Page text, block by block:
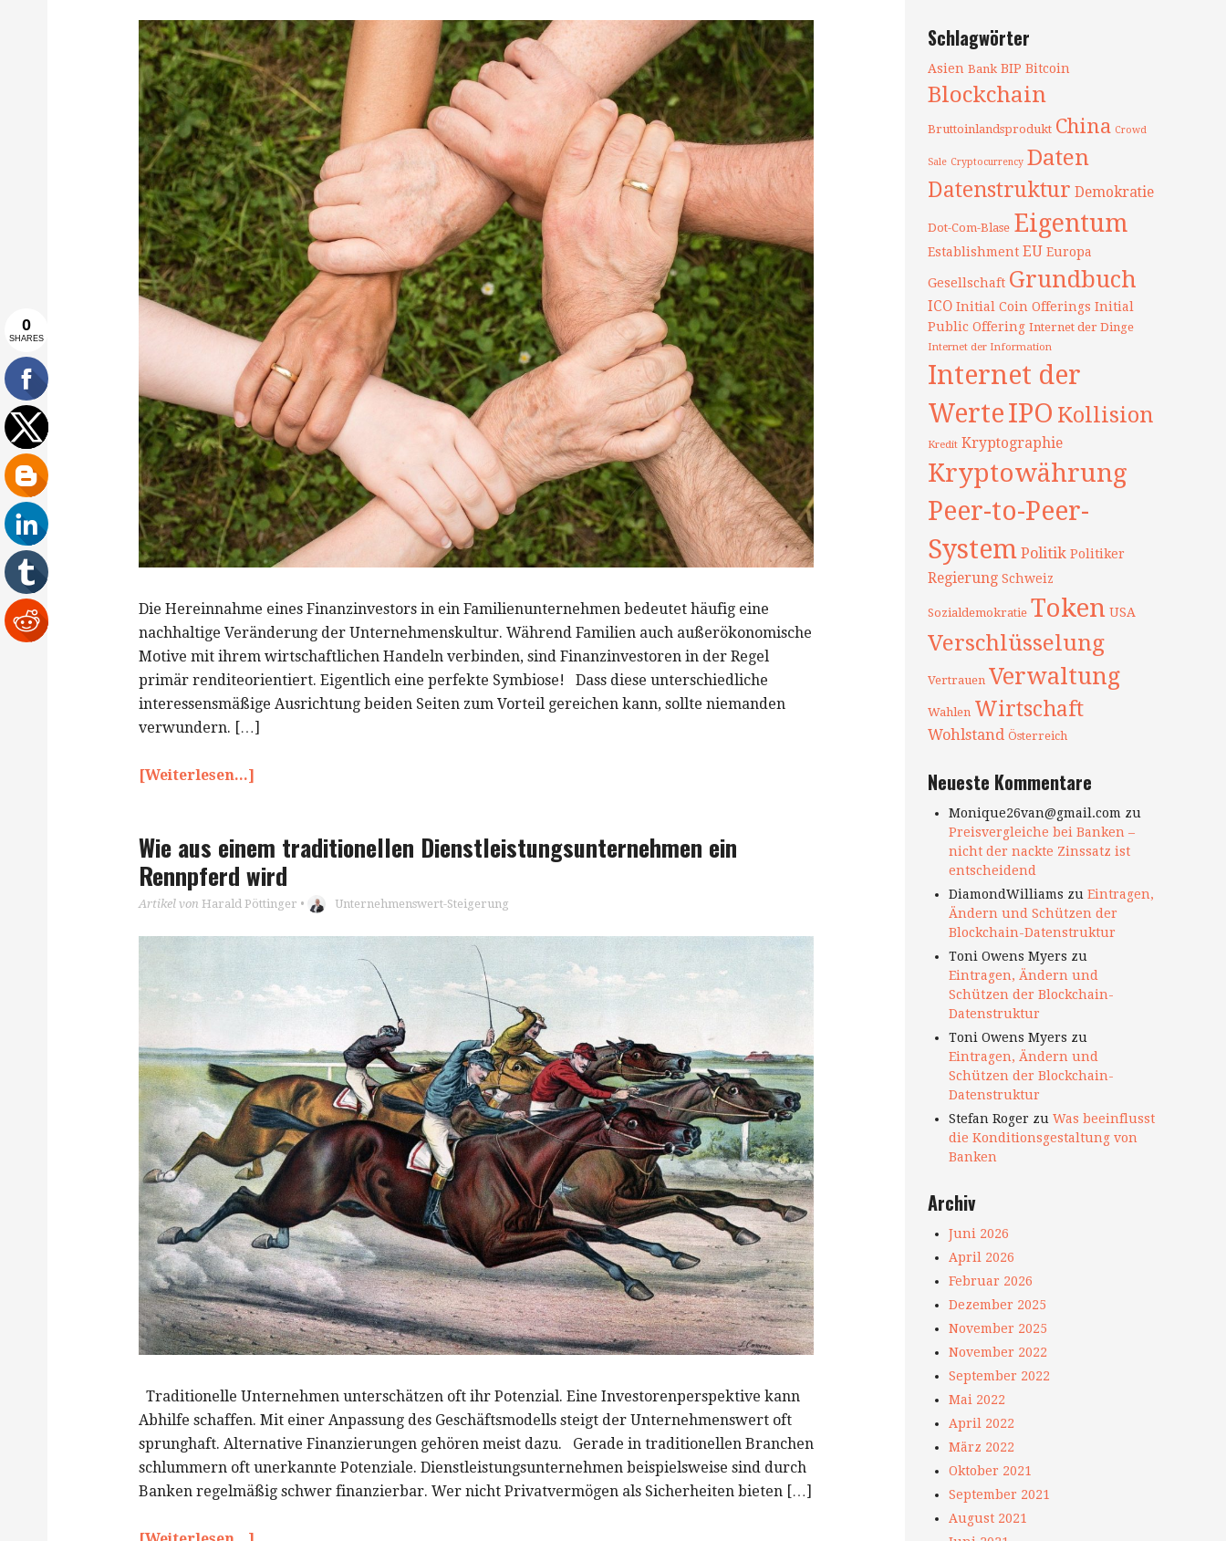
Die Hereinnahme eines Finanzinvestors in ein Familienunternehmen bedeutet häufig eine
nachhaltige Veränderung der Unternehmenskultur. Während Familien auch außerökonomische
Motive mit ihrem wirtschaftlichen Handeln verbinden, sind Finanzinvestoren in der Regel
primär renditeorientiert. Eigentlich eine perfekte Symbiose! Dass diese unterschiedliche
interessensmäßige Ausrichtung beiden Seiten zum Vorteil gereichen kann, sollte niemanden
verwundern. […]
[Weiterlesen...]
Wie aus einem traditionellen Dienstleistungsunternehmen ein
Rennpferd wird
Artikel von Harald Pöttinger • Unternehmenswert-Steigerung
Traditionelle Unternehmen unterschätzen oft ihr Potenzial. Eine Investorenperspektive kann
Abhilfe schaffen. Mit einer Anpassung des Geschäftsmodells steigt der Unternehmenswert oft
sprunghaft. Alternative Finanzierungen gehören meist dazu. Gerade in traditionellen Branchen
schlummern oft unerkannte Potenziale. Dienstleistungsunternehmen beispielsweise sind durch
Banken regelmäßig schwer finanzierbar. Wer nicht Privatvermögen als Sicherheiten bieten […]
Schlagwörter
Asien Bank BIP Bitcoin
Blockchain
Bruttoinlandsprodukt China Crowd
Sale Cryptocurrency Daten
Datenstruktur Demokratie
Dot-Com-Blase Eigentum
Establishment EU Europa
Gesellschaft Grundbuch
ICO Initial Coin Offerings Initial
Public Offering Internet der Dinge
Internet der Information
Internet der
WerteIPO Kollision
Kredit Kryptographie
Kryptowährung
Peer-to-Peer-
System Politik Politiker
Regierung Schweiz
Sozialdemokratie Token USA
Verschlüsselung
Vertrauen Verwaltung
Wahlen Wirtschaft
Wohlstand Österreich
Neueste Kommentare
Monique26van@gmail.com zu
Preisvergleiche bei Banken –
nicht der nackte Zinssatz ist
entscheidend
DiamondWilliams zu Eintragen,
Ändern und Schützen der
Blockchain-Datenstruktur
Toni Owens Myers zu
Eintragen, Ändern und
Schützen der Blockchain-
Datenstruktur
Toni Owens Myers zu
Eintragen, Ändern und
Schützen der Blockchain-
Datenstruktur
Stefan Roger zu Was beeinflusst
die Konditionsgestaltung von
Banken
Archiv
Juni 2026
April 2026
Februar 2026
Dezember 2025
November 2025
November 2022
September 2022
Mai 2022
April 2022
März 2022
Oktober 2021
September 2021
August 2021